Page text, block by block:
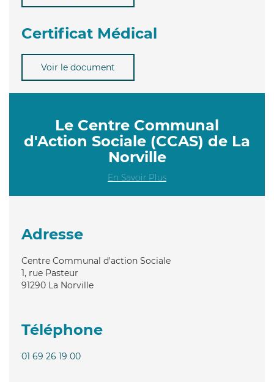
Certificat Médical
Voir le document
Le Centre Communal
d'Action Sociale (CCAS) de La
Norville
En Savoir Plus
Adresse
Centre Communal d'action Sociale
1, rue Pasteur
91290 La Norville
Téléphone
01 69 26 19 00